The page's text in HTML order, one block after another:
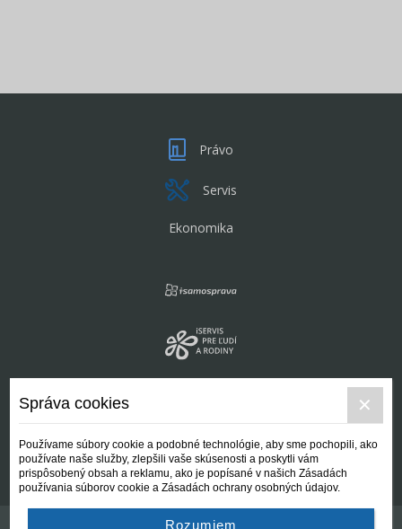
Právo
Servis
Ekonomika
Správa cookies
Používame súbory cookie a podobné technológie, aby sme pochopili, ako
používate naše služby, zlepšili vaše skúsenosti a poskytli vám
prispôsobený obsah a reklamu, ako je popísané v našich Zásadách
používania súborov cookie a Zásadách ochrany osobných údajov.
Rozumiem